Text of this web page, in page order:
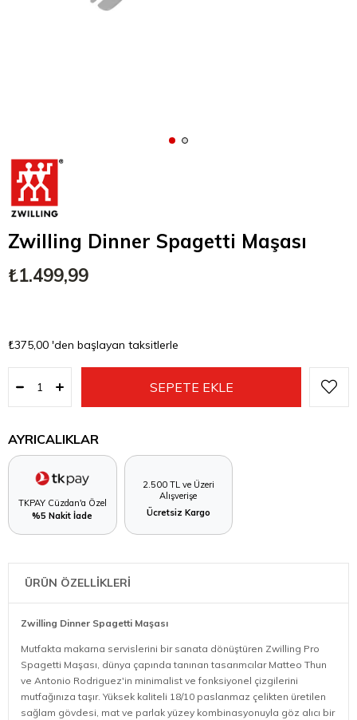
Zwilling Dinner Spagetti Maşası
₺1.499,99
₺375,00 'den başlayan taksitlerle
AYRICALIKLAR
TKPAY Cüzdan'a Özel
%5 Nakit İade
2.500 TL ve Üzeri
Alışverişe
Ücretsiz Kargo
ÜRÜN ÖZELLİKLERİ
Zwilling Dinner Spagetti Maşası
Mutfakta makarna servislerini bir sanata dönüştüren Zwilling Pro
Spagetti Maşası, dünya çapında tanınan tasarımcılar Matteo Thun
ve Antonio Rodriguez'in minimalist ve fonksiyonel çizgilerini
mutfağınıza taşır. Yüksek kaliteli 18/10 paslanmaz çelikten üretilen
sağlam gövdesi, mat ve parlak yüzey kombinasyonuyla göz alıcı bir